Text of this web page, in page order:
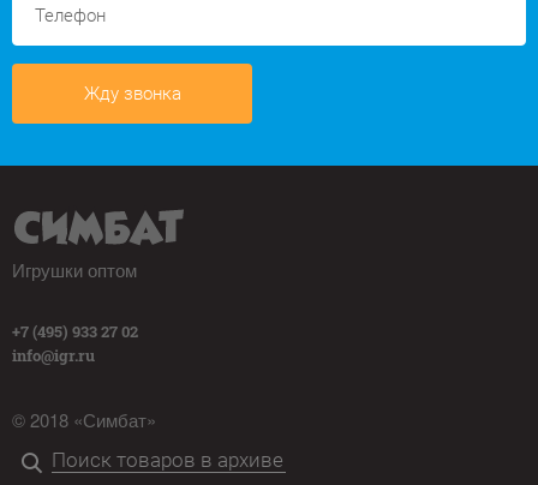
Жду звонка
Игрушки оптом
+7 (495) 933 27 02
info@igr.ru
© 2018 «Симбат»